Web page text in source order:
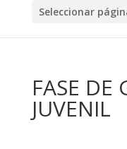
Seleccionar
FASE DE
JUVENIL